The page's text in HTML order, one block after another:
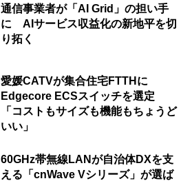
通信事業者が「AI Grid」の担い手
に AIサービス収益化の新地平を切
り拓く
愛媛CATVが集合住宅FTTHに
Edgecore ECSスイッチを選定
「コストもサイズも機能もちょうど
いい」
60GHz帯無線LANが自治体DXを支
える「cnWave Vシリーズ」が選ば